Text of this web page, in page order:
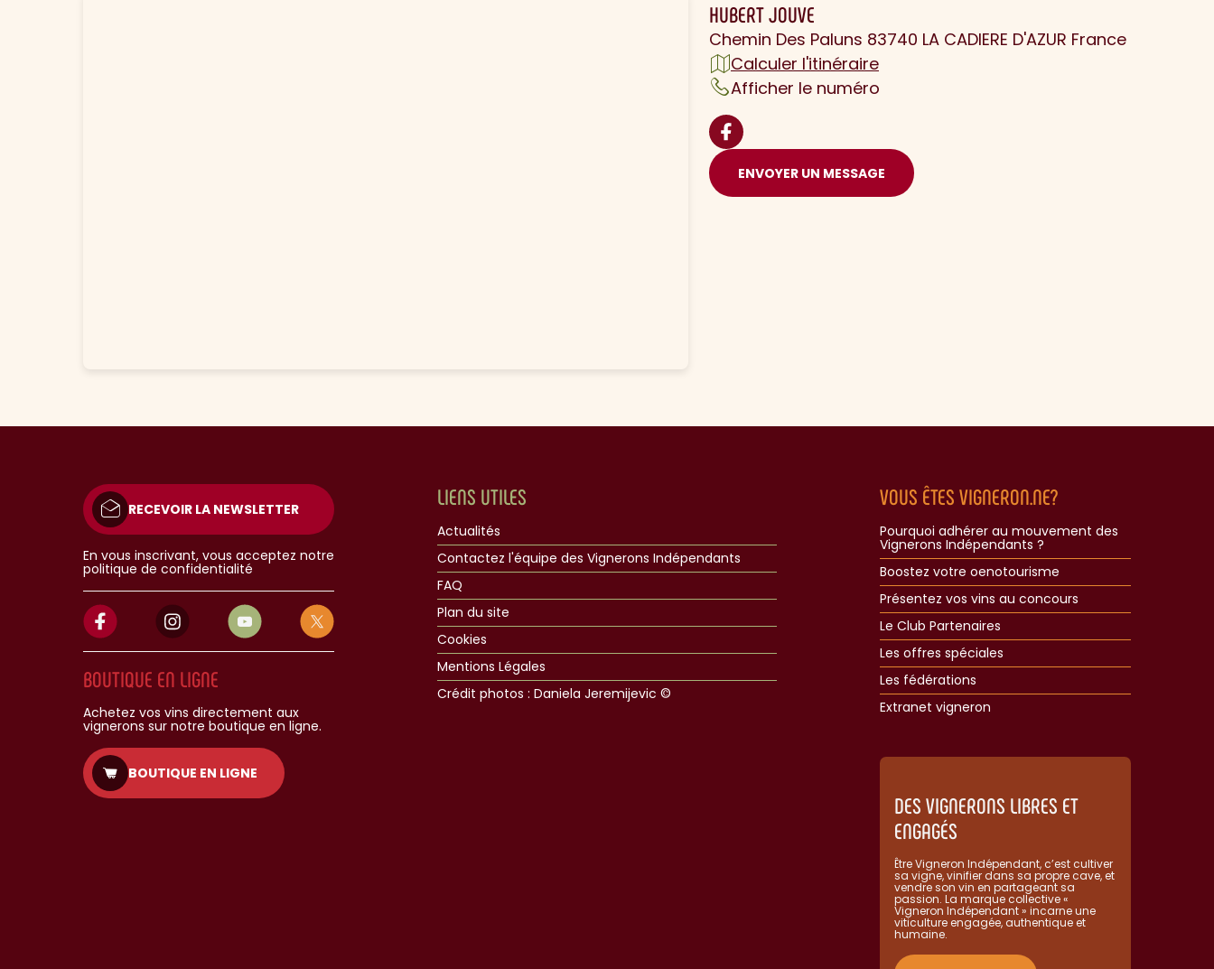
HUBERT JOUVE
Chemin Des Paluns 83740 LA CADIERE D'AZUR France
Calculer l'itinéraire
Afficher le numéro
ENVOYER UN MESSAGE
RECEVOIR LA NEWSLETTER
En vous inscrivant, vous acceptez notre
politique de confidentialité
BOUTIQUE EN LIGNE
Achetez vos vins directement aux
vignerons sur notre boutique en ligne.
BOUTIQUE EN LIGNE
LIENS UTILES
Actualités
Contactez l'équipe des Vignerons Indépendants
FAQ
Plan du site
Cookies
Mentions Légales
Crédit photos : Daniela Jeremijevic ©​
VOUS ÊTES VIGNERON.NE?
Pourquoi adhérer au mouvement des
Vignerons Indépendants ?
Boostez votre oenotourisme
Présentez vos vins au concours
Le Club Partenaires
Les offres spéciales
Les fédérations
Extranet vigneron​
DES VIGNERONS LIBRES ET
ENGAGÉS
Être Vigneron Indépendant, c’est cultiver
sa vigne, vinifier dans sa propre cave, et
vendre son vin en partageant sa
passion. La marque collective «
Vigneron Indépendant » incarne une
viticulture engagée, authentique et
humaine.​